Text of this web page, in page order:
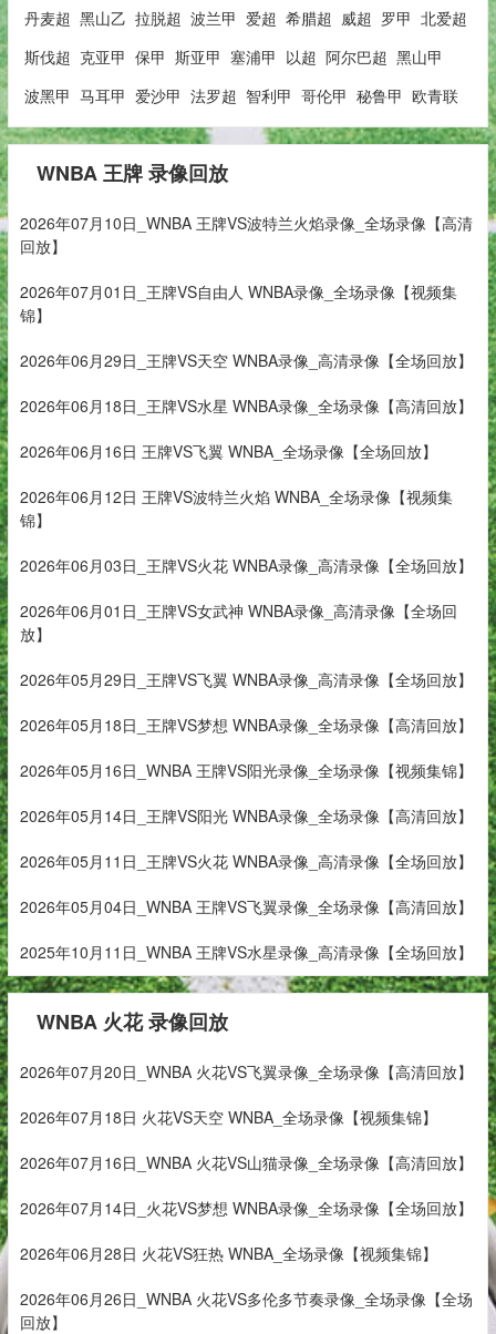
丹麦超 黑山乙 拉脱超 波兰甲 爱超 希腊超 威超 罗甲 北爱超
斯伐超 克亚甲 保甲 斯亚甲 塞浦甲 以超 阿尔巴超 黑山甲
波黑甲 马耳甲 爱沙甲 法罗超 智利甲 哥伦甲 秘鲁甲 欧青联
WNBA 王牌 录像回放
2026年07月10日_WNBA 王牌VS波特兰火焰录像_全场录像【高清
回放】
2026年07月01日_王牌VS自由人 WNBA录像_全场录像【视频集
锦】
2026年06月29日_王牌VS天空 WNBA录像_高清录像【全场回放】
2026年06月18日_王牌VS水星 WNBA录像_全场录像【高清回放】
2026年06月16日 王牌VS飞翼 WNBA_全场录像【全场回放】
2026年06月12日 王牌VS波特兰火焰 WNBA_全场录像【视频集
锦】
2026年06月03日_王牌VS火花 WNBA录像_高清录像【全场回放】
2026年06月01日_王牌VS女武神 WNBA录像_高清录像【全场回
放】
2026年05月29日_王牌VS飞翼 WNBA录像_高清录像【全场回放】
2026年05月18日_王牌VS梦想 WNBA录像_全场录像【高清回放】
2026年05月16日_WNBA 王牌VS阳光录像_全场录像【视频集锦】
2026年05月14日_王牌VS阳光 WNBA录像_全场录像【高清回放】
2026年05月11日_王牌VS火花 WNBA录像_高清录像【全场回放】
2026年05月04日_WNBA 王牌VS飞翼录像_全场录像【高清回放】
2025年10月11日_WNBA 王牌VS水星录像_高清录像【全场回放】
WNBA 火花 录像回放
2026年07月20日_WNBA 火花VS飞翼录像_全场录像【高清回放】
2026年07月18日 火花VS天空 WNBA_全场录像【视频集锦】
2026年07月16日_WNBA 火花VS山猫录像_全场录像【高清回放】
2026年07月14日_火花VS梦想 WNBA录像_全场录像【全场回放】
2026年06月28日 火花VS狂热 WNBA_全场录像【视频集锦】
2026年06月26日_WNBA 火花VS多伦多节奏录像_全场录像【全场
回放】